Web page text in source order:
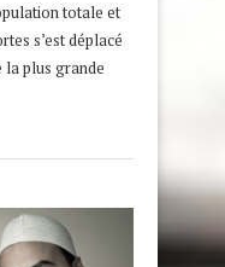
totale et
s’est déplacé
la plus grande